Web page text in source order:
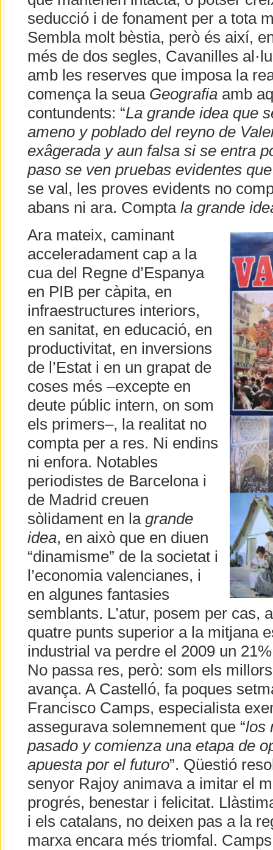
seducció i de fonament per a tota
Sembla molt bèstia, però és així,
més de dos segles, Cavanilles
amb les reserves que imposa la
comença la seua Geografiaamb
contundents: “La grande idea que
ameno y poblado del reyno de
exâgerada y aun falsa si se entra
paso se ven pruebas evidentes
se val, les proves evidents no
abans ni ara. Compta la grande
Ara mateix, caminant
acceleradament cap a la
cua del Regne d’Espanya
en PIB per càpita, en
infraestructures interiors,
en sanitat, en educació, en
productivitat, en inversions
de l’Estat i en un grapat de
coses més –excepte en
deute públic intern, on som
els primers–, la realitat no
compta per a res. Ni endins
ni enfora. Notables
periodistes de Barcelona i
de Madrid creuen
sòlidament en la grande
idea, en això que en diuen
“dinamisme” de la societat i
l’economia valencianes, i
en algunes fantasies
semblants. L’atur, posem per cas,
quatre punts superior a la mitjana
industrial va perdre el 2009 un
No passa res, però: som els
avança. A Castelló, fa poques
Francisco Camps, especialista
assegurava solemnement que “los
pasado y comienza una etapa de
apuesta por el futuro”. Qüestió
senyor Rajoy animava a imitar el
progrés, benestar i felicitat.
i els catalans, no deixen pas a la
marxa encara més triomfal.